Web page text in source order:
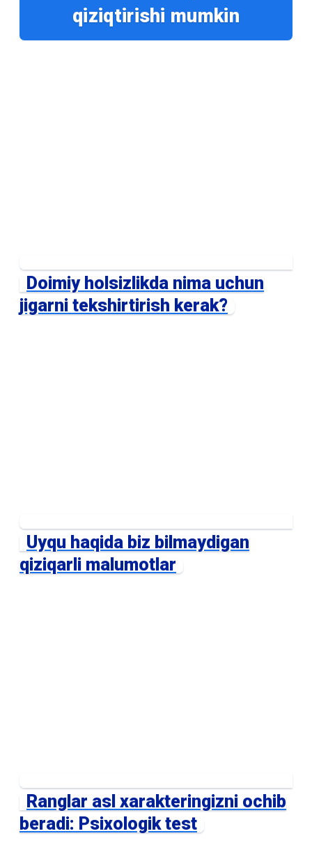
qiziqtirishi mumkin
Doimiy holsizlikda nima uchun
jigarni tekshirtirish kerak?
Uyqu haqida biz bilmaydigan
qiziqarli malumotlar
Ranglar asl xarakteringizni ochib
beradi: Psixologik test